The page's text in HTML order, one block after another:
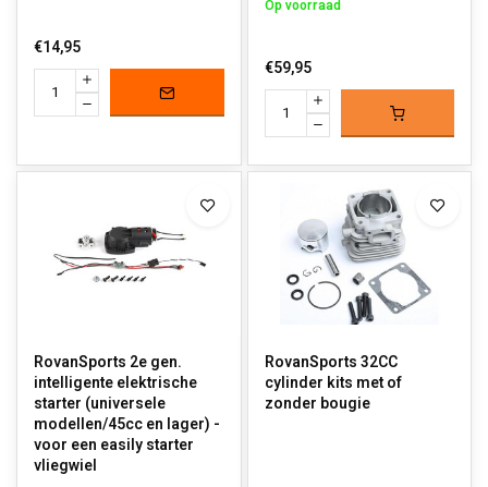
€14,95
Op voorraad
€59,95
RovanSports 2e gen.
intelligente elektrische
starter (universele
modellen/45cc en lager) -
voor een easily starter
vliegwiel
RovanSports 32CC
cylinder kits met of
zonder bougie